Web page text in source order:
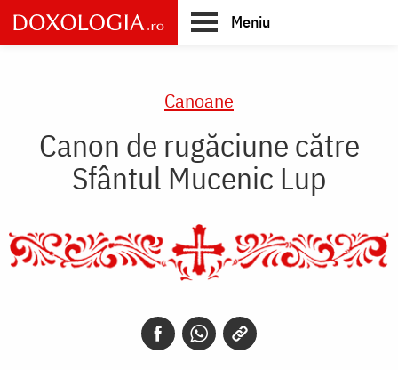
Skip
to
main
Meniu
Canoane
Canon de rugăciune către
Sfântul Mucenic Lup